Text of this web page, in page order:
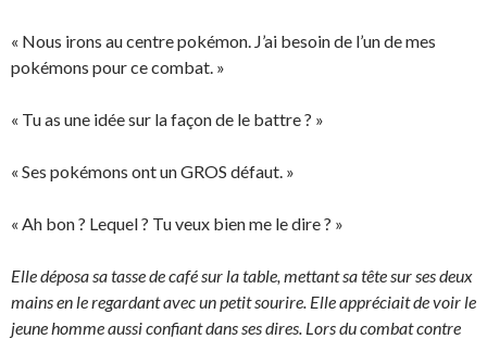
« Nous irons au centre pokémon. J’ai besoin de l’un de mes
pokémons pour ce combat. »
« Tu as une idée sur la façon de le battre ? »
« Ses pokémons ont un GROS défaut. »
« Ah bon ? Lequel ? Tu veux bien me le dire ? »
Elle déposa sa tasse de café sur la table, mettant sa tête sur ses deux
mains en le regardant avec un petit sourire. Elle appréciait de voir le
jeune homme aussi confiant dans ses dires. Lors du combat contre